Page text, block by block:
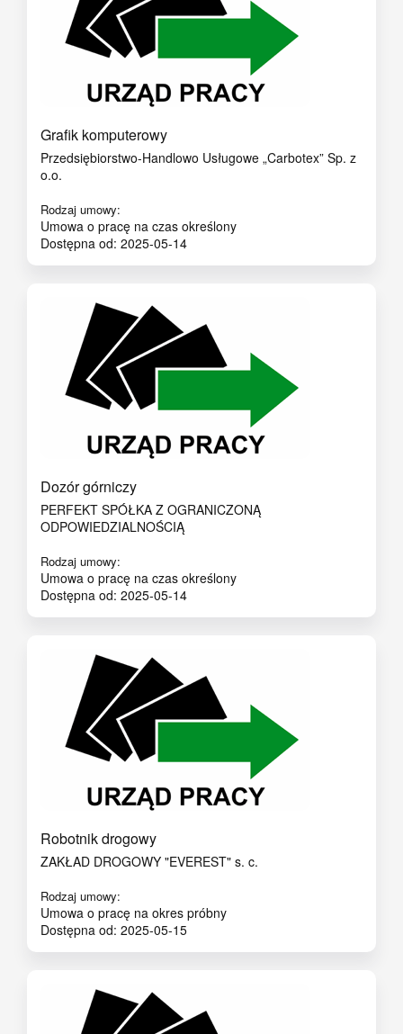
Grafik komputerowy
Przedsiębiorstwo-Handlowo Usługowe „Carbotex” Sp. z
o.o.
Rodzaj umowy:
Umowa o pracę na czas określony
Dostępna od: 2025-05-14
Dozór górniczy
PERFEKT SPÓŁKA Z OGRANICZONĄ
ODPOWIEDZIALNOŚCIĄ
Rodzaj umowy:
Umowa o pracę na czas określony
Dostępna od: 2025-05-14
Robotnik drogowy
ZAKŁAD DROGOWY "EVEREST" s. c.
Rodzaj umowy:
Umowa o pracę na okres próbny
Dostępna od: 2025-05-15